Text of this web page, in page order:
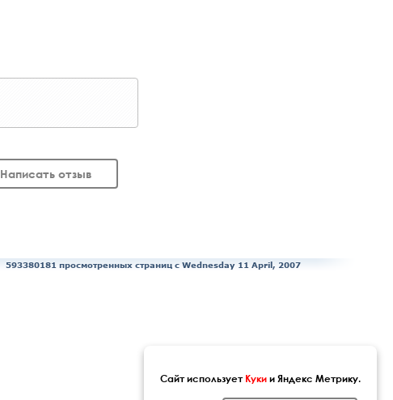
Написать отзыв
593380181 просмотренных страниц c Wednesday 11 April, 2007
Сайт используетКукии Яндекс Метрику.